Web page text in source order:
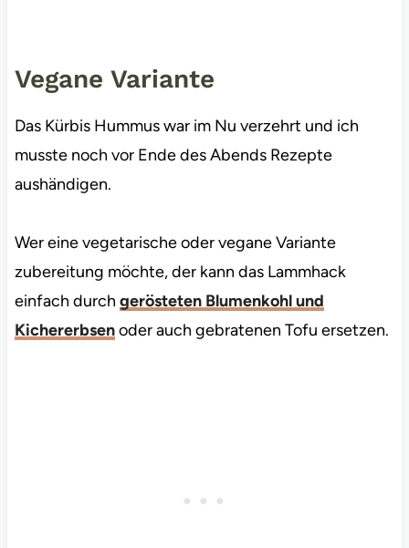
Vegane Variante
Das Kürbis Hummus war im Nu verzehrt und ich
musste noch vor Ende des Abends Rezepte
aushändigen.
Wer eine vegetarische oder vegane Variante
zubereitung möchte, der kann das Lammhack
einfach durch gerösteten Blumenkohl und
Kichererbsenoder auch gebratenen Tofu ersetzen.